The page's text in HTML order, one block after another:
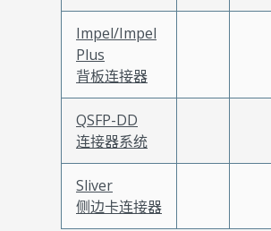
Impel/Impel
Plus
背板连接器
QSFP-DD
连接器系统
Sliver
侧边卡连接器